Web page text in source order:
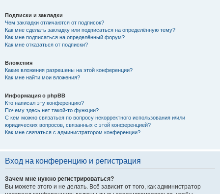
Подписки и закладки
Чем закладки отличаются от подписок?
Как мне сделать закладку или подписаться на определённую тему?
Как мне подписаться на определённый форум?
Как мне отказаться от подписки?
Вложения
Какие вложения разрешены на этой конференции?
Как мне найти мои вложения?
Информация о phpBB
Кто написал эту конференцию?
Почему здесь нет такой-то функции?
С кем можно связаться по вопросу некорректного использования и/или
юридических вопросов, связанных с этой конференцией?
Как мне связаться с администратором конференции?
Вход на конференцию и регистрация
Зачем мне нужно регистрироваться?
Вы можете этого и не делать. Всё зависит от того, как администратор